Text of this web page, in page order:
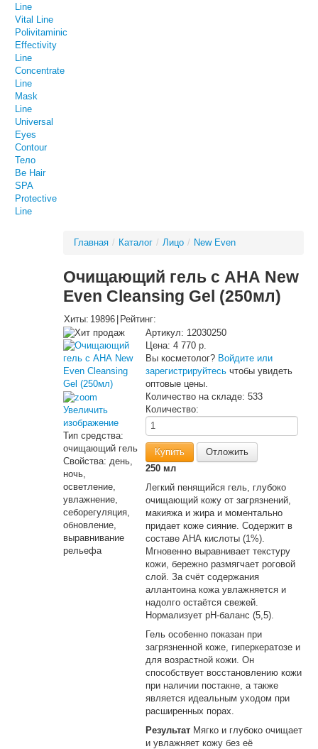
Line
Vital Line
Polivitaminic
Effectivity
Line
Concentrate
Line
Mask
Line
Universal
Eyes
Contour
Тело
Be Hair
SPA
Protective
Line
Главная / Каталог / Лицо / New Even
Очищающий гель с АНА New
Even Cleansing Gel (250мл)
Хиты: 19896 | Рейтинг:
Увеличить
изображение
Тип средства:
очищающий гель
Свойства: день,
ночь,
осветление,
увлажнение,
себорегуляция,
обновление,
выравнивание
рельефа
Артикул: 12030250
Цена: 4 770 р.
Вы косметолог? Войдите или
зарегистрируйтесьчтобы увидеть
оптовые цены.
Количество на складе: 533
Количество:
250 мл
Легкий пенящийся гель, глубоко
очищающий кожу от загрязнений,
макияжа и жира и моментально
придает коже сияние. Содержит в
составе АНА кислоты (1%).
Мгновенно выравнивает текстуру
кожи, бережно размягчает роговой
слой. За счёт содержания
аллантоина кожа увлажняется и
надолго остаётся свежей.
Нормализует рН-баланс (5,5).
Гель особенно показан при
загрязненной коже, гиперкератозе и
для возрастной кожи. Он
способствует восстановлению кожи
при наличии постакне, а также
является идеальным уходом при
расширенных порах.
РезультатМягко и глубоко очищает
и увлажняет кожу без её